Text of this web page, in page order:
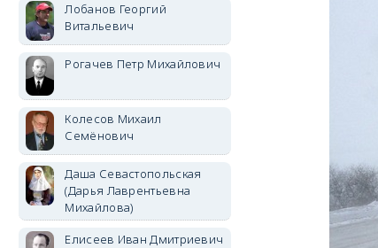
Лобанов Георгий
Витальевич
Рогачев Петр Михайлович
Колесов Михаил
Семёнович
Даша Севастопольская
(Дарья Лаврентьевна
Михайлова)
Елисеев Иван Дмитриевич